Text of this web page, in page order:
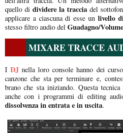
quello di dividere la traccia del
applicare a ciascuna di esse un livello
stesso filtro audio del Guadagno/Volume
MIXARE TRACCE
IDJ nella loro console hanno dei
canzone che sta per terminare e,
brano che sta iniziando. Questa
anche con i programmi di editing
dissolvenza in entrata e in uscita.